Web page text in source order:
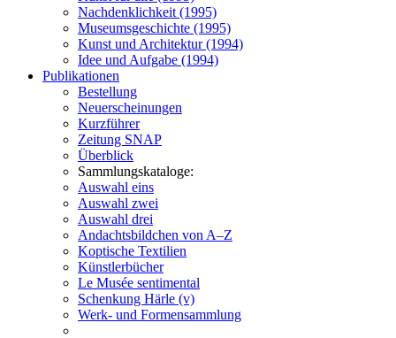
Nachdenklichkeit (1995)
Museumsgeschichte (1995)
Kunst und Architektur (1994)
Idee und Aufgabe (1994)
Publikationen
Bestellung
Neuerscheinungen
Kurzführer
Zeitung SNAP
Überblick
Sammlungskataloge:
Auswahl eins
Auswahl zwei
Auswahl drei
Andachtsbildchen von A–Z
Koptische Textilien
Künstlerbücher
Le Musée sentimental
Schenkung Härle (v)
Werk- und Formensammlung